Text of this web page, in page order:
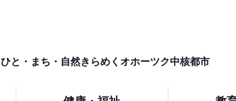
ひと・まち・自然きらめくオホーツク中核都市